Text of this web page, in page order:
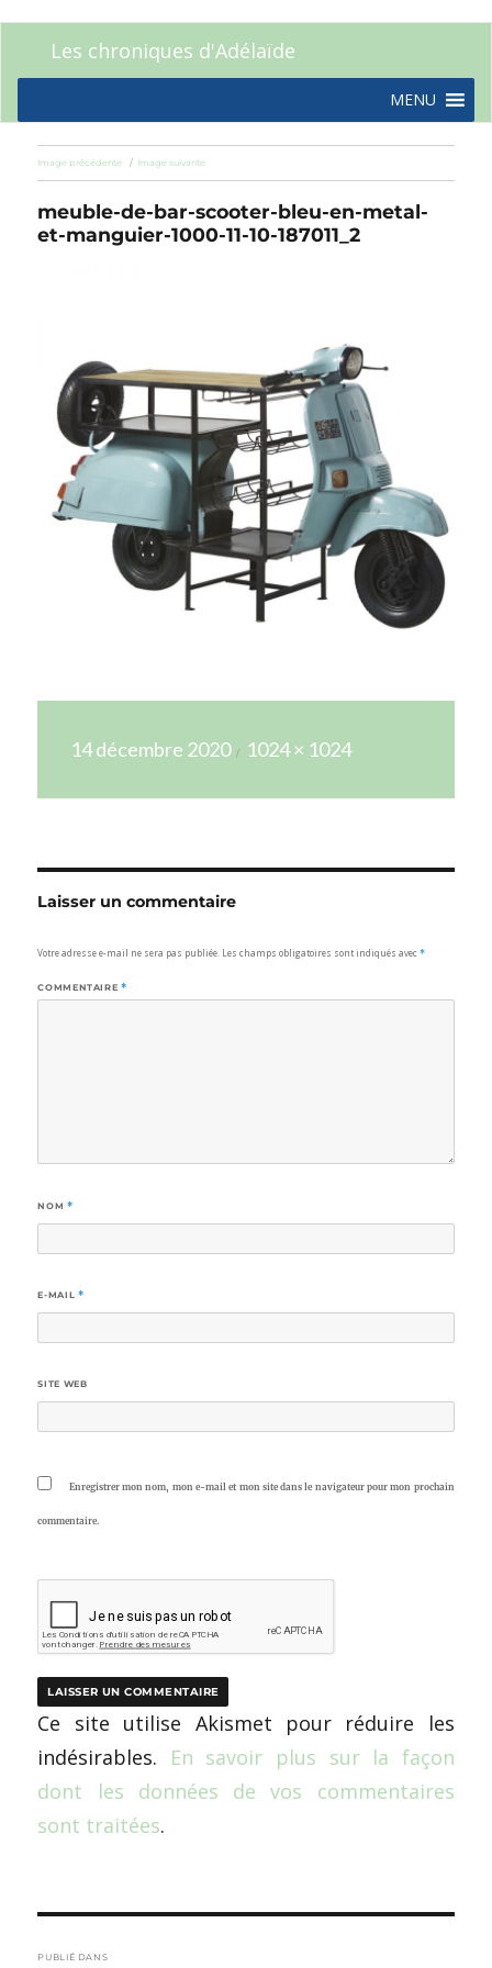
Les chroniques d'Adélaïde
MENU
Image précédente Image suivante
meuble-de-bar-scooter-bleu-en-metal-
et-manguier-1000-11-10-187011_2
le
14 décembre 2020
réelle
1024 × 1024
Laisser un commentaire
Votre adresse e-mail ne sera pas publiée. Les champs obligatoires sont indiqués avec*
COMMENTAIRE *
NOM *
E-MAIL *
SITE WEB
Enregistrer mon nom, mon e-mail et mon site dans le navigateur pour mon prochain
commentaire.
Ce site utilise Akismet pour réduire les
indésirables. En savoir plus sur la façon
dont les données de vos commentaires
sont traitées.
PUBLIÉ DANS